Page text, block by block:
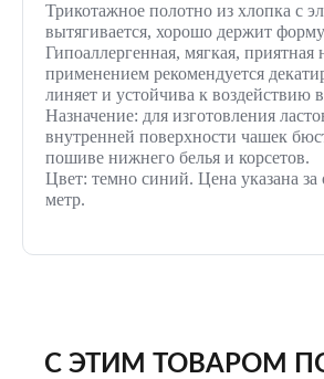
Трикотажное полотно из хлопка с
вытягивается, хорошо держит
Гипоаллергенная, мягкая,
применением рекомендуется
линяет и устойчива к воздействию
Назначение: для изготовления
внутренней поверхности чашек
пошиве нижнего белья и корсетов.
Цвет: темно синий. Цена указана
метр.
С ЭТИМ ТОВАРОМ